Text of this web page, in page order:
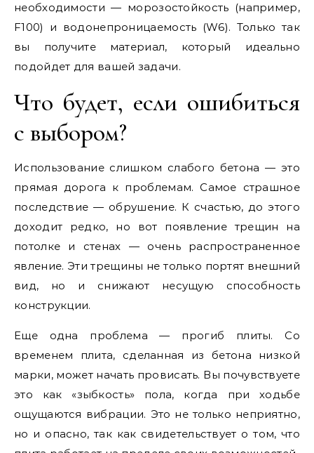
необходимости — морозостойкость (например,
F100) и водонепроницаемость (W6). Только так
вы получите материал, который идеально
подойдет для вашей задачи.
Что будет, если ошибиться
с выбором?
Использование слишком слабого бетона — это
прямая дорога к проблемам. Самое страшное
последствие — обрушение. К счастью, до этого
доходит редко, но вот появление трещин на
потолке и стенах — очень распространенное
явление. Эти трещины не только портят внешний
вид, но и снижают несущую способность
конструкции.
Еще одна проблема — прогиб плиты. Со
временем плита, сделанная из бетона низкой
марки, может начать провисать. Вы почувствуете
это как «зыбкость» пола, когда при ходьбе
ощущаются вибрации. Это не только неприятно,
но и опасно, так как свидетельствует о том, что